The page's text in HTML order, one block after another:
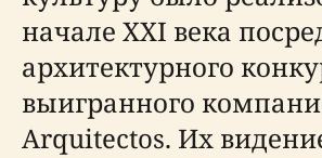
начале XXI века
архитектурного
выигранного
Arquitectos. Их